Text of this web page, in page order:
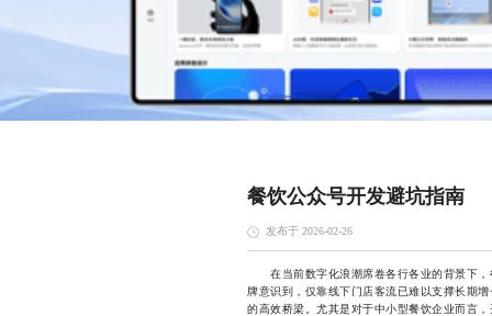
餐饮公众号开发避坑指南
发布于 2026-02-26
在当前数字化浪潮席卷各行各业的背景下，
牌意识到，仅靠线下门店客流已难以支撑长期
的高效桥梁。尤其是对于中小型餐饮企业而言